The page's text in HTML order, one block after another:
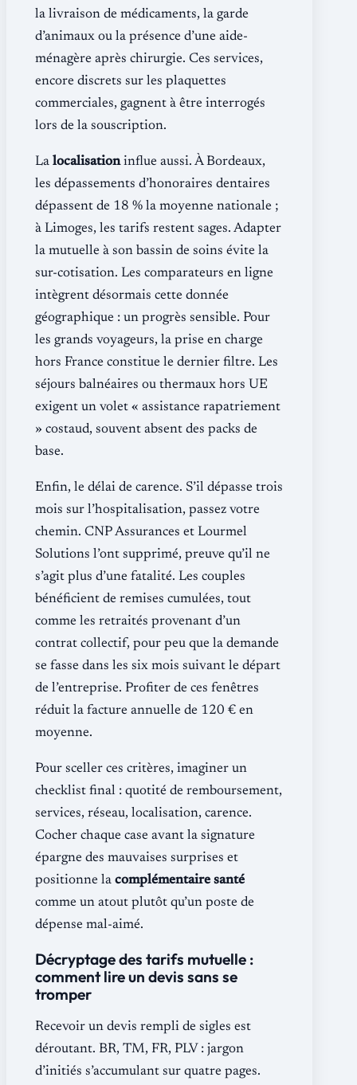
la livraison de médicaments, la garde
d’animaux ou la présence d’une aide-
ménagère après chirurgie. Ces services,
encore discrets sur les plaquettes
commerciales, gagnent à être interrogés
lors de la souscription.
La localisationinflue aussi. À Bordeaux,
les dépassements d’honoraires dentaires
dépassent de 18 % la moyenne nationale ;
à Limoges, les tarifs restent sages. Adapter
la mutuelle à son bassin de soins évite la
sur-cotisation. Les comparateurs en ligne
intègrent désormais cette donnée
géographique : un progrès sensible. Pour
les grands voyageurs, la prise en charge
hors France constitue le dernier filtre. Les
séjours balnéaires ou thermaux hors UE
exigent un volet « assistance rapatriement
» costaud, souvent absent des packs de
base.
Enfin, le délai de carence. S’il dépasse trois
mois sur l’hospitalisation, passez votre
chemin. CNP Assurances et Lourmel
Solutions l’ont supprimé, preuve qu’il ne
s’agit plus d’une fatalité. Les couples
bénéficient de remises cumulées, tout
comme les retraités provenant d’un
contrat collectif, pour peu que la demande
se fasse dans les six mois suivant le départ
de l’entreprise. Profiter de ces fenêtres
réduit la facture annuelle de 120 € en
moyenne.
Pour sceller ces critères, imaginer un
checklist final : quotité de remboursement,
services, réseau, localisation, carence.
Cocher chaque case avant la signature
épargne des mauvaises surprises et
positionne la complémentaire santé
comme un atout plutôt qu’un poste de
dépense mal-aimé.
Décryptage des tarifs mutuelle :
comment lire un devis sans se
tromper
Recevoir un devis rempli de sigles est
déroutant. BR, TM, FR, PLV : jargon
d’initiés s’accumulant sur quatre pages.